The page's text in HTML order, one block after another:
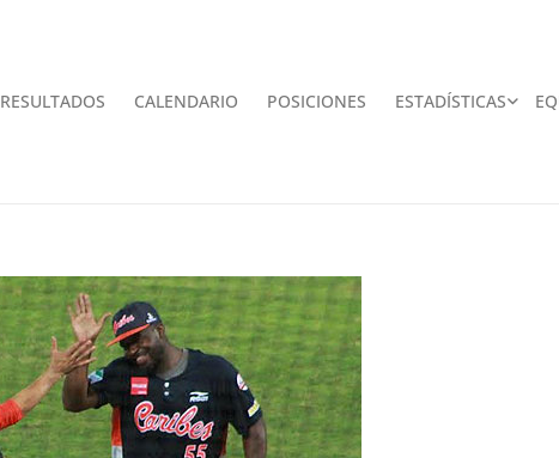
RESULTADOS CALENDARIO POSICIONES ESTADÍSTICAS